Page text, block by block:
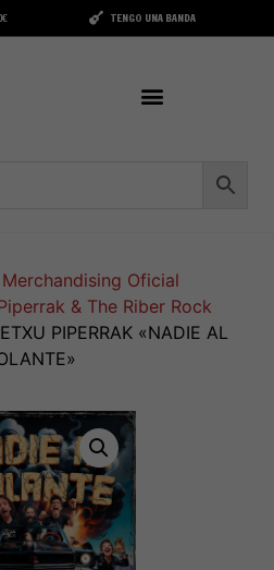
TENGO UNA BANDA
Merchandising Oficial
& The Riber Rock
PIPERRAK «NADIE AL